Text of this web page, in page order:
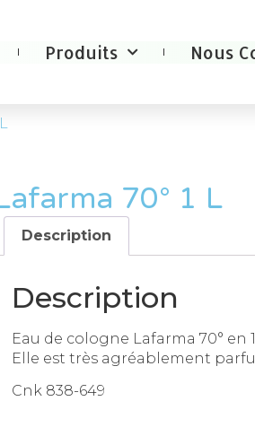
Produits Nous
70° 1 L
Description
Description
Eau de cologne Lafarma 70° en 1
Elle est très agréablement
Cnk 838-649